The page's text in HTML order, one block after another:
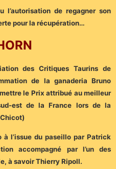
de regagner son
pour la récupération…
des Critiques Taurins de
de la ganaderia Bruno
le Prix attribué au meilleur
est de la France lors de la
l’issue du paseillo par Patrick
accompagné par l’un des
à savoir Thierry Ripoll.